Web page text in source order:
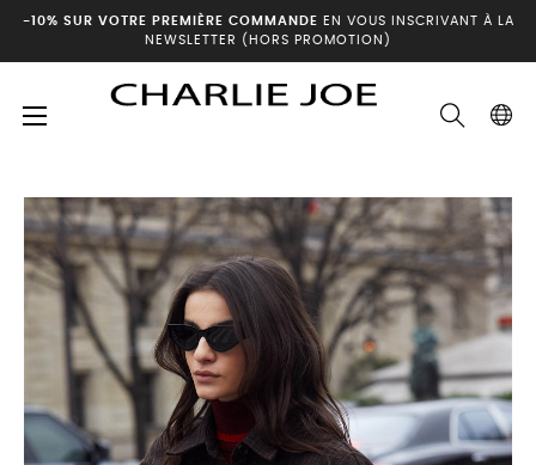
-10% SUR VOTRE PREMIÈRE COMMANDE EN VOUS INSCRIVANT À LA
NEWSLETTER (HORS PROMOTION)
Basculer
☰
Accueil